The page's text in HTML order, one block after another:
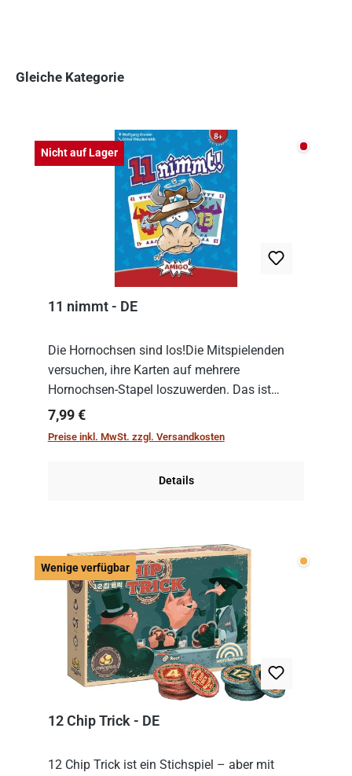
Gleiche Kategorie
Nicht auf Lager Nicht
11 nimmt - DE
Die Hornochsen sind los!Die Mitspielenden
versuchen, ihre Karten auf mehrere
Hornochsen-Stapel loszuwerden. Das ist
kniffliger als gedacht, denn die Differenz
zwischen ausgespielter Karte und der
Regulärer Preis:
7,99 €
Preise inkl. MwSt. zzgl. Versandkosten
Details
Wenige verfügbar Wenige
12 Chip Trick - DE
12 Chip Trick ist ein Stichspiel – aber mit